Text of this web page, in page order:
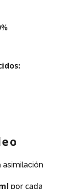
asimilación
por cada